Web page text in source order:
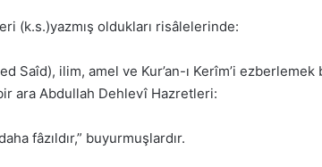
(k.s.)yazmış oldukları risâlelerinde:
Saîd), ilim, amel ve Kur’an-ı Kerîm’i ezberlemek
ara Abdullah Dehlevî Hazretleri:
fâzıldır,” buyurmuşlardır.